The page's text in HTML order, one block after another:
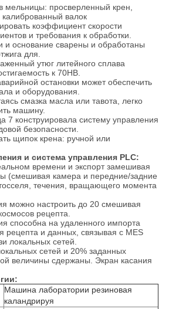
мельницы: просверленный крен,
валок
коэффициент скорости
и требования к обработки.
и основание сварены и обработаны
для.
утюг литейного сплава
к 70HB.
остановки может обеспечить
и оборудования.
смазка масла или тавота, легко
машину.
7 конструировала систему управления
безопасности.
щипок крена: ручной или
и система управления PLC:
времени и экспорт замешивая
(смешивая камера и передние/задние
течения, вращающего момента
можно настроить до 20 смешивая
рецепта.
способна на удаленного импорта
рецепта и данных, связывая с MES
локальных сетей.
сетей и 20% заданных
величины сдержаны. Экран касания
Машина лаборатории резиновая
каландрируя